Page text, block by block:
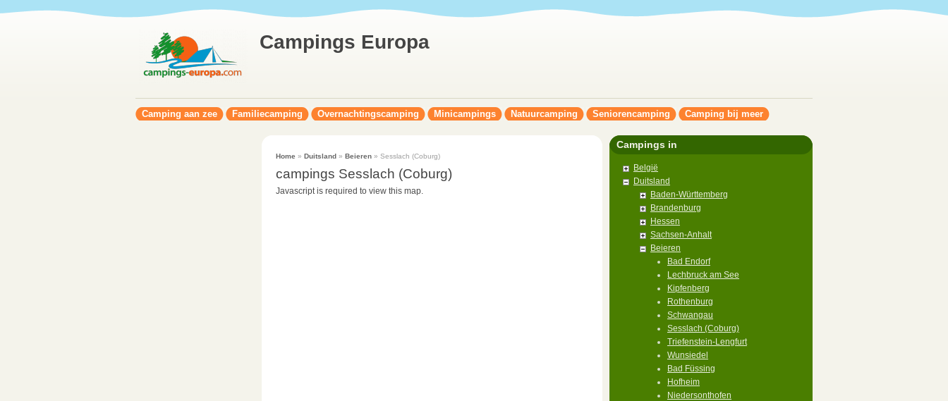
Campings Europa
Camping aan zee Familiecamping Overnachtingscamping Minicampings Natuurcamping Seniorencamping Camping bij meer
Home » Duitsland» Beieren» Sesslach (Coburg)
campings Sesslach (Coburg)
Javascript is required to view this map.
Campings in
België
Duitsland
Baden-Württemberg
Brandenburg
Hessen
Sachsen-Anhalt
Beieren
Bad Endorf
Lechbruck am See
Kipfenberg
Rothenburg
Schwangau
Sesslach (Coburg)
Triefenstein-Lengfurt
Wunsiedel
Bad Füssing
Hofheim
Niedersonthofen